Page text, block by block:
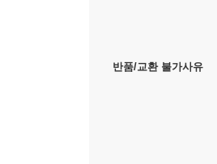
반품/교환 불가사유